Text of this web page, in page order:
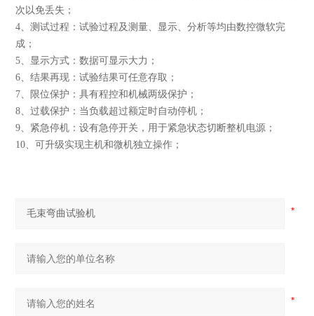
次以免丢失；
4、测试过程：试验过程及测量、显示、分析等均由数控微软完
成；
5、显示方式：数据可显示大力；
6、结果再现：试验结果可任意存取；
7、限位保护：具有程控和机械两级保护；
8、过载保护：当负载超过额定时自动停机；
9、紧急停机：设有急停开关，用于紧急状态切断整机电源；
10、可升级实现主机和微机独立操作；